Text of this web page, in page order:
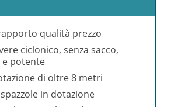
qualità prezzo
ciclonico, senza sacco,
e potente
di oltre 8 metri
in dotazione